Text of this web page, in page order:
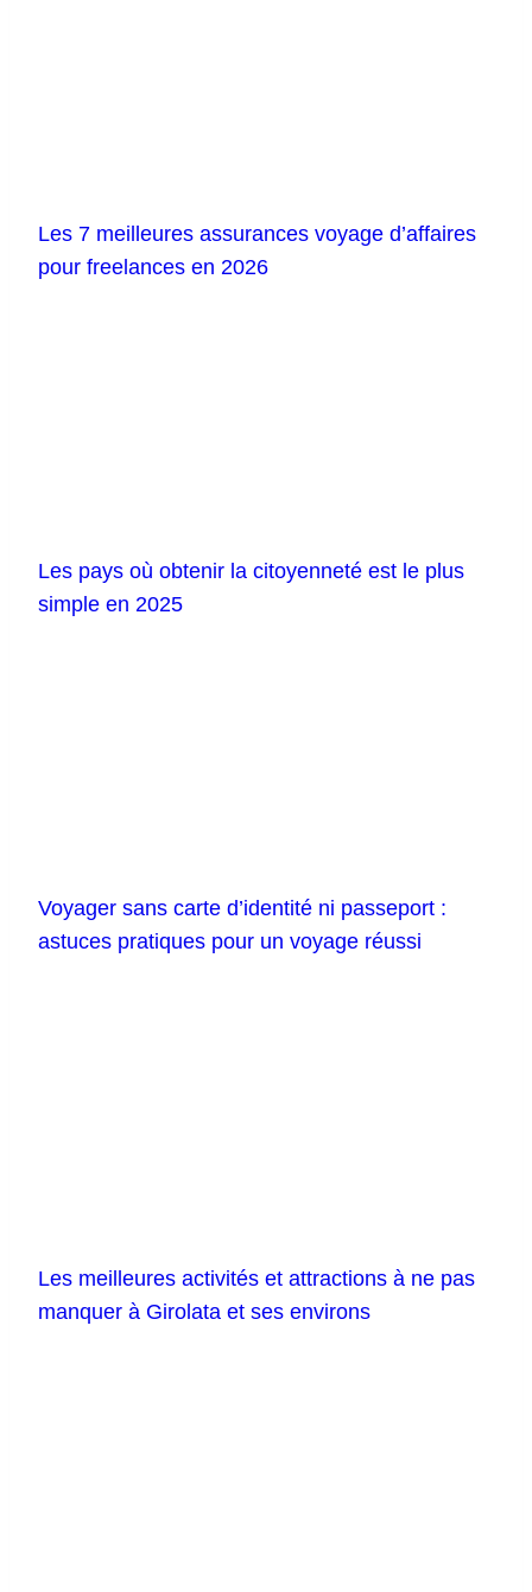
Les 7 meilleures assurances voyage d’affaires
pour freelances en 2026
Les pays où obtenir la citoyenneté est le plus
simple en 2025
Voyager sans carte d’identité ni passeport :
astuces pratiques pour un voyage réussi
Les meilleures activités et attractions à ne pas
manquer à Girolata et ses environs